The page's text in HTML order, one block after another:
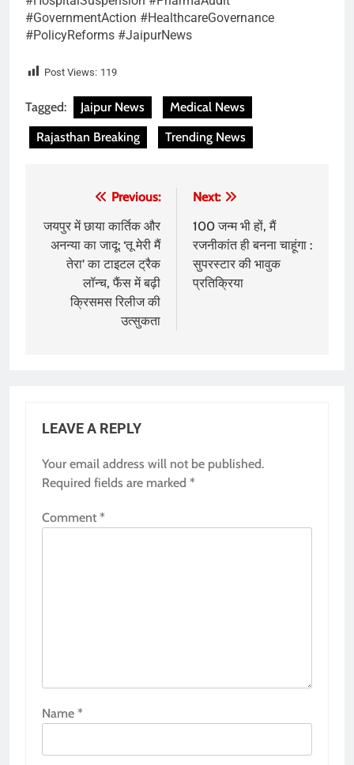
#GovernmentAction #HealthcareGovernance
#PolicyReforms #JaipurNews
Post Views: 119
Tagged: Jaipur News
Medical News
Rajasthan Breaking
Trending News
navigation
Previous:
जयपुर में छाया कार्तिक और
अनन्या का जादू: ‘तू मेरी मैं
तेरा’ का टाइटल ट्रैक
लॉन्च, फैंस में बढ़ी
क्रिसमस रिलीज की
उत्सुकता
Next:
100 जन्म भी हों, मैं
रजनीकांत ही बनना चाहूंगा :
सुपरस्टार की भावुक
प्रतिक्रिया
LEAVE A REPLY
Your email address will not be published.
Required fields are marked *
Comment *
Name *